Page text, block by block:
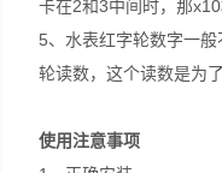
卡在2和3中间时，那x10
5、水表红字轮数字一
轮读数，这个读数是为
使用注意事项